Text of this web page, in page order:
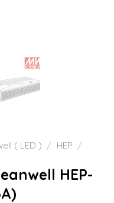
( LED ) / HEP /
HEP-